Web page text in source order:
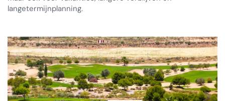
langetermijnplanning.